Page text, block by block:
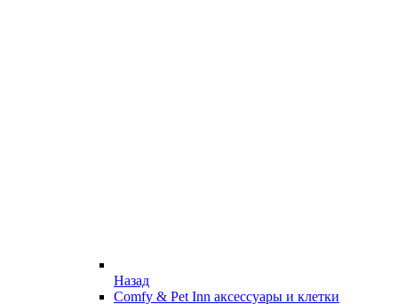
Назад
Comfy & Pet Inn аксессуары и клетки